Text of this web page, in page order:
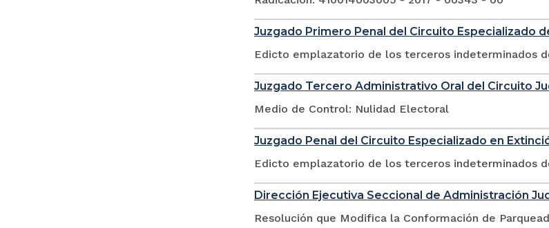
Juzgado Primero Penal del Circuito Especializado
Edicto emplazatorio de los terceros indeterminados
Juzgado Tercero Administrativo Oral del Circuito
Medio de Control: Nulidad Electoral
Juzgado Penal del Circuito Especializado en
Edicto emplazatorio de los terceros indeterminados
Dirección Ejecutiva Seccional de Administración
Resolución que Modifica la Conformación de